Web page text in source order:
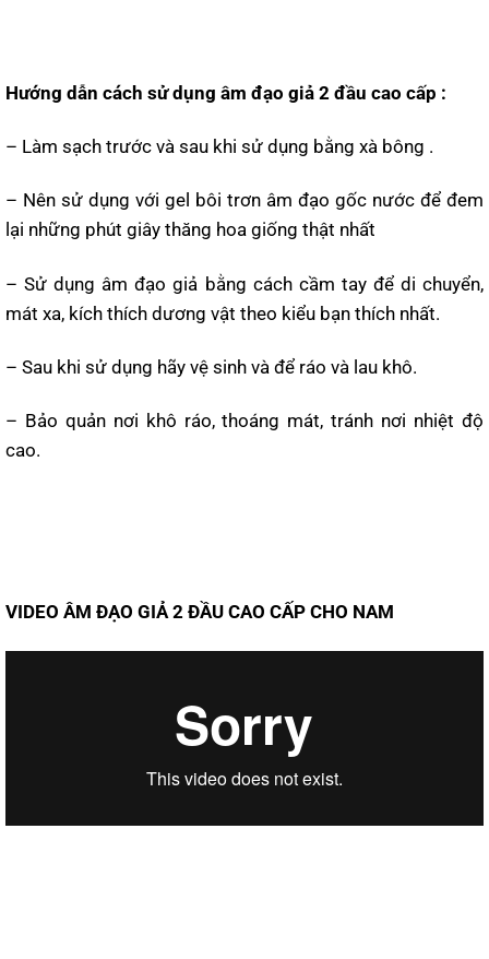
Hướng dẫn cách sử dụng âm đạo giả 2 đầu cao cấp :
– Làm sạch trước và sau khi sử dụng bằng xà bông .
– Nên sử dụng với gel bôi trơn âm đạo gốc nước để đem
lại những phút giây thăng hoa giống thật nhất
– Sử dụng âm đạo giả bằng cách cầm tay để di chuyển,
mát xa, kích thích dương vật theo kiểu bạn thích nhất.
– Sau khi sử dụng hãy vệ sinh và để ráo và lau khô.
– Bảo quản nơi khô ráo, thoáng mát, tránh nơi nhiệt độ
cao.
VIDEO ÂM ĐẠO GIẢ 2 ĐẦU CAO CẤP CHO NAM